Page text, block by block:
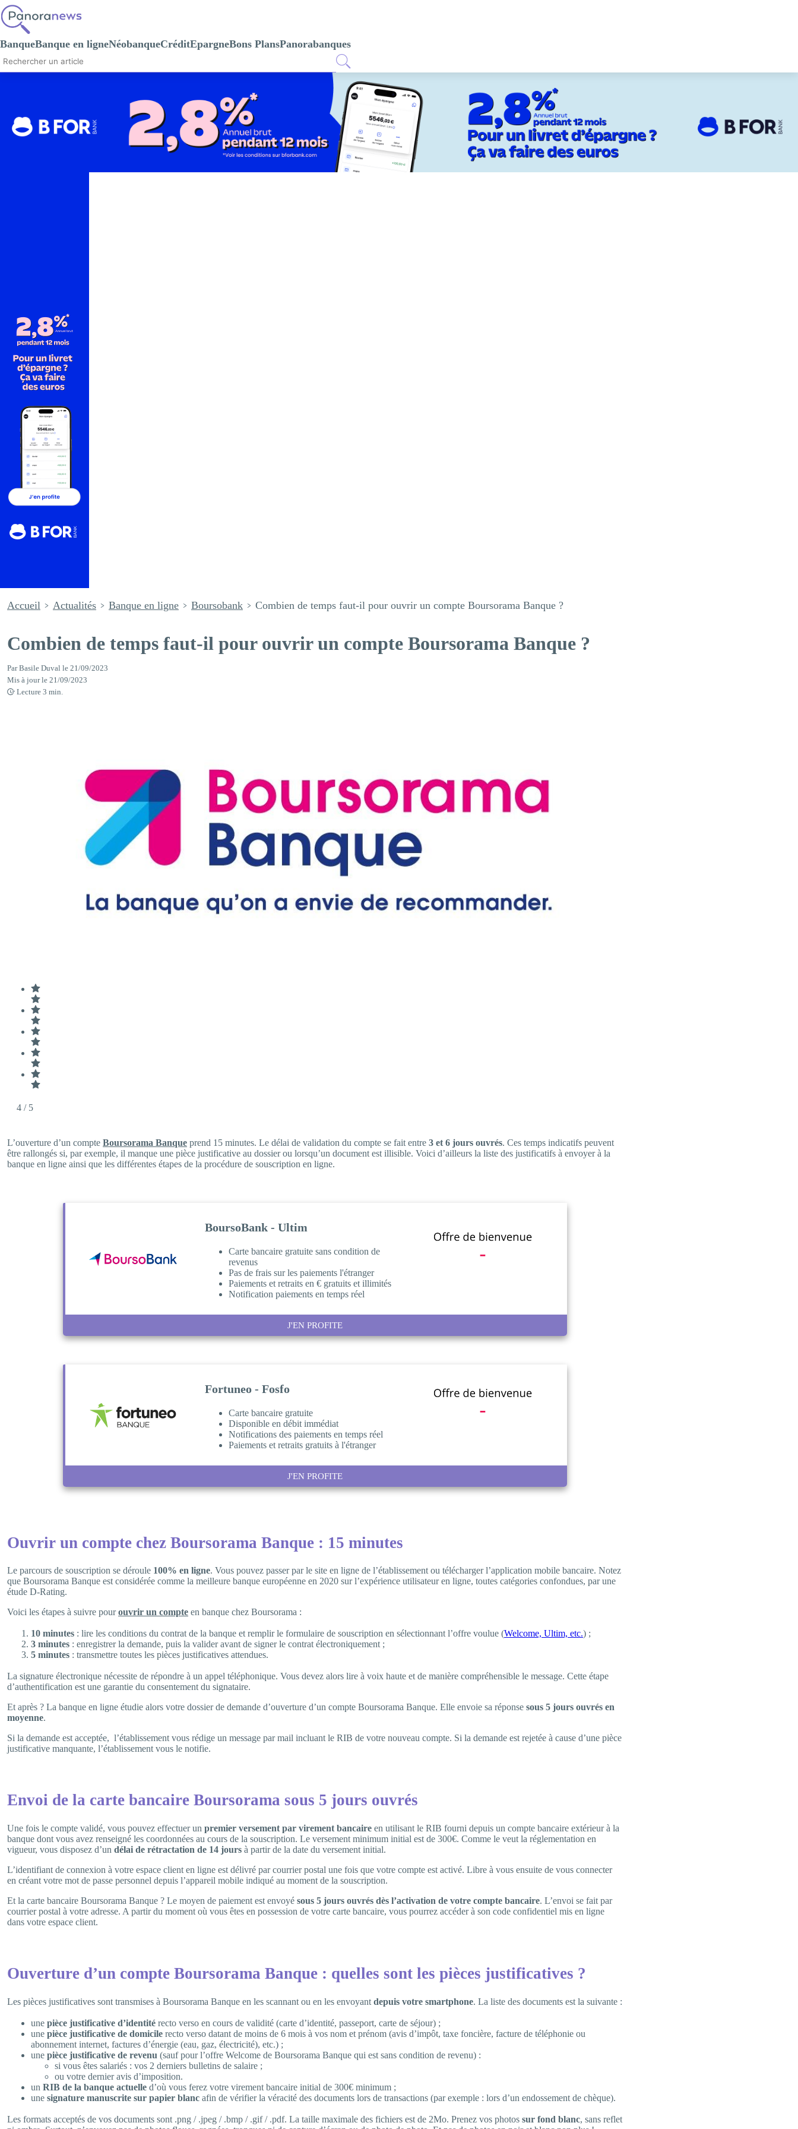
BanqueBanque en ligneNéobanqueCréditEpargneBons PlansPanorabanques
Accueil Actualités Banque en ligne Boursobank Combien de temps faut-il pour ouvrir un compte Boursorama Banque ?
Combien de temps faut-il pour ouvrir un compte Boursorama Banque ?
ParBasile Duval le 21/09/2023
Mis à jour le 21/09/2023
Lecture 3 min.
4 / 5
L’ouverture d’un compte Boursorama Banque prend 15 minutes. Le délai de validation du compte se fait entre 3 et 6 jours ouvrés. Ces temps indicatifs peuvent
être rallongés si, par exemple, il manque une pièce justificative au dossier ou lorsqu’un document est illisible. Voici d’ailleurs la liste des justificatifs à envoyer à la
banque en ligne ainsi que les différentes étapes de la procédure de souscription en ligne.
BoursoBank - Ultim
Carte bancaire gratuite sans condition de
revenus
Pas de frais sur les paiements l'étranger
Paiements et retraits en € gratuits et illimités
Notification paiements en temps réel
J'EN PROFITE
Fortuneo - Fosfo
Carte bancaire gratuite
Disponible en débit immédiat
Notifications des paiements en temps réel
Paiements et retraits gratuits à l'étranger
J'EN PROFITE
Ouvrir un compte chez Boursorama Banque : 15 minutes
Le parcours de souscription se déroule 100% en ligne. Vous pouvez passer par le site en ligne de l’établissement ou télécharger l’application mobile bancaire. Notez
que Boursorama Banque est considérée comme la meilleure banque européenne en 2020 sur l’expérience utilisateur en ligne, toutes catégories confondues, par une
étude D-Rating.
Voici les étapes à suivre pourouvrir un compte en banque chez Boursorama :
10 minutes : lire les conditions du contrat de la banque et remplir le formulaire de souscription en sélectionnant l’offre voulue (Welcome, Ultim, etc.) ;
3 minutes : enregistrer la demande, puis la valider avant de signer le contrat électroniquement ;
5 minutes : transmettre toutes les pièces justificatives attendues.
La signature électronique nécessite de répondre à un appel téléphonique. Vous devez alors lire à voix haute et de manière compréhensible le message. Cette étape
d’authentification est une garantie du consentement du signataire.
Et après ? La banque en ligne étudie alors votre dossier de demande d’ouverture d’un compte Boursorama Banque. Elle envoie sa réponse sous 5 jours ouvrés en
moyenne.
Si la demande est acceptée, l’établissement vous rédige un message par mail incluant le RIB de votre nouveau compte. Si la demande est rejetée à cause d’une pièce
justificative manquante, l’établissement vous le notifie.
Envoi de la carte bancaire Boursorama sous 5 jours ouvrés
Une fois le compte validé, vous pouvez effectuer un premier versement par virement bancaire en utilisant le RIB fourni depuis un compte bancaire extérieur à la
banque dont vous avez renseigné les coordonnées au cours de la souscription. Le versement minimum initial est de 300€. Comme le veut la réglementation en
vigueur, vous disposez d’un délai de rétractation de 14 jours à partir de la date du versement initial.
L’identifiant de connexion à votre espace client en ligne est délivré par courrier postal une fois que votre compte est activé. Libre à vous ensuite de vous connecter
en créant votre mot de passe personnel depuis l’appareil mobile indiqué au moment de la souscription.
Et la carte bancaire Boursorama Banque ? Le moyen de paiement est envoyé sous 5 jours ouvrés dès l’activation de votre compte bancaire. L’envoi se fait par
courrier postal à votre adresse. A partir du moment où vous êtes en possession de votre carte bancaire, vous pourrez accéder à son code confidentiel mis en ligne
dans votre espace client.
Ouverture d’un compte Boursorama Banque : quelles sont les pièces justificatives ?
Les pièces justificatives sont transmises à Boursorama Banque en les scannant ou en les envoyant depuis votre smartphone. La liste des documents est la suivante :
une pièce justificative d’identité recto verso en cours de validité (carte d’identité, passeport, carte de séjour) ;
une pièce justificative de domicile recto verso datant de moins de 6 mois à vos nom et prénom (avis d’impôt, taxe foncière, facture de téléphonie ou
abonnement internet, factures d’énergie (eau, gaz, électricité), etc.) ;
une pièce justificative de revenu (sauf pour l’offre Welcome de Boursorama Banque qui est sans condition de revenu) :
si vous êtes salariés : vos 2 derniers bulletins de salaire ;
ou votre dernier avis d’imposition.
un RIB de la banque actuelle d’où vous ferez votre virement bancaire initial de 300€ minimum ;
une signature manuscrite sur papier blanc afin de vérifier la véracité des documents lors de transactions (par exemple : lors d’un endossement de chèque).
Les formats acceptés de vos documents sont .png / .jpeg / .bmp / .gif / .pdf. La taille maximale des fichiers est de 2Mo. Prenez vos photos sur fond blanc, sans reflet